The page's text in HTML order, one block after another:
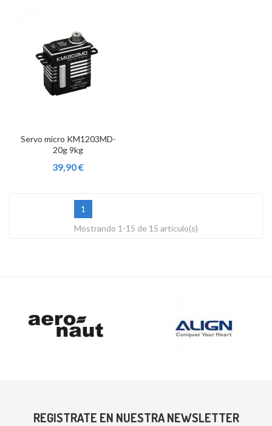
Servo micro KM1203MD-
20g 9kg
39,90 €
1
Mostrando 1-15 de 15 artículo(s)
REGISTRATE EN NUESTRA NEWSLETTER